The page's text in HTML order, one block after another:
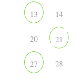
13 14
20 21
27 28